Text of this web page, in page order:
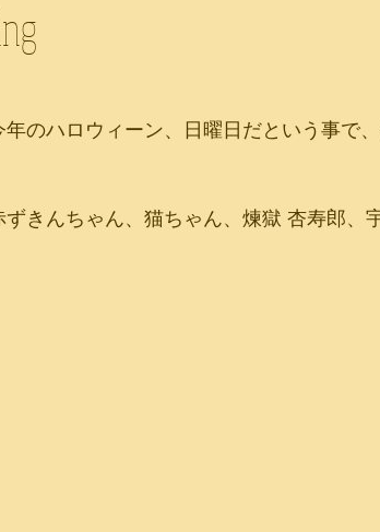
のハロウィーン、日曜日だという事で
きんちゃん、猫ちゃん、煉獄 杏寿郎、